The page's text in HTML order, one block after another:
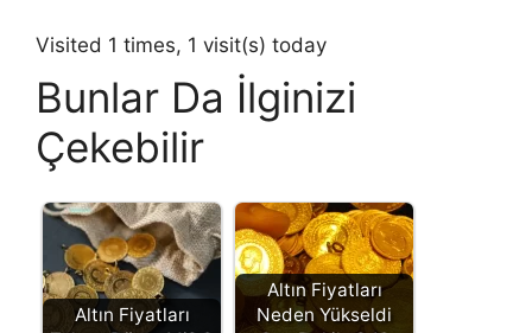
Visited 1 times, 1 visit(s) today
Bunlar Da İlginizi
Çekebilir
Altın Fiyatları
Altın Fiyatları
Neden Yükseldi